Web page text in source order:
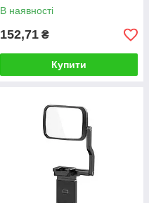
В наявності
152,71 ₴
Купити